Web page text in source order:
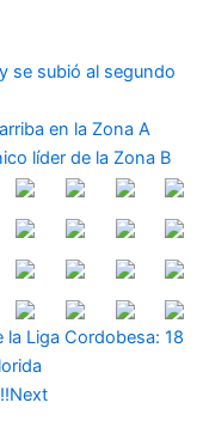
se subió al segundo
en la Zona A
líder de la Zona B
Liga Cordobesa: 18
Next